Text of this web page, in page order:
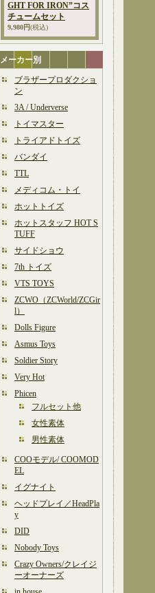
GHT FOR IRON”コス
チュームセット
9,980円(税込)
メーカー別
ブラザープロダクショ
ン
3A / Underverse
トイマスター
トライアドトイズ
バンダイ
TTL
メディコム・トイ
ホットトイズ
ホットスタッフ HOT S
TUFF
サイドショウ
7th トイズ
VTS TOYS
ZCWO（ZCWorld/ZCGir
l）
Dolls Figure
Asmus Toys
Soldier Story
Very Hot
Phicen
フルセット他
女性素体
男性素体
COOモデル/ COOMOD
EL
イグナイト
ヘッドプレイ／HeadPla
y
DID
Nobody Toys
Crazy Owners/クレイジ
ーオーナーズ